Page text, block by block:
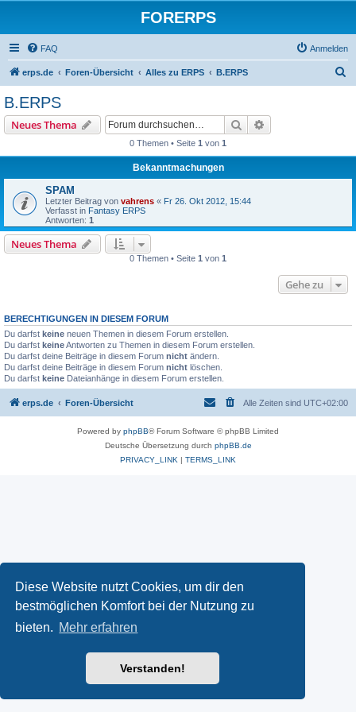
Diese Website nutzt Cookies, um dir den
bestmöglichen Komfort bei der Nutzung zu
bieten. Mehr erfahren
Verstanden!
FORERPS
FAQ Anmelden
erps.de Foren-Übersicht Alles zu ERPS B.ERPS
B.ERPS
Neues Thema Suche
0 Themen • Seite 1 von 1
Bekanntmachungen
SPAM
Letzter Beitrag von vahrens « Fr 26. Okt 2012, 15:44
Verfasst in Fantasy ERPS
Antworten: 1
Neues Thema
0 Themen • Seite 1 von 1
Gehe zu
BERECHTIGUNGEN IN DIESEM FORUM
Du darfst keine neuen Themen in diesem Forum erstellen.
Du darfst keineAntworten zu Themen in diesem Forum erstellen.
Du darfst deine Beiträge in diesem Forum nicht ändern.
Du darfst deine Beiträge in diesem Forum nicht löschen.
Du darfst keine Dateianhänge in diesem Forum erstellen.
erps.de Foren-Übersicht Alle Zeiten sind UTC+02:00
Powered by phpBB® Forum Software © phpBB Limited
Deutsche Übersetzung durch phpBB.de
PRIVACY_LINK | TERMS_LINK